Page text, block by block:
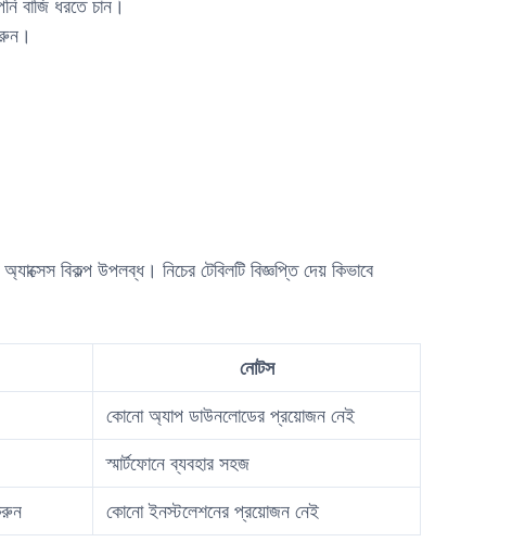
বাজি ধরতে চান।
বিকল্প উপলব্ধ। নিচের টেবিলটি বিজ্ঞপ্তি দেয় কিভাবে
নোটস
কোনো অ্যাপ ডাউনলোডের প্রয়োজন নেই
স্মার্টফোনে ব্যবহার সহজ
কোনো ইনস্টলেশনের প্রয়োজন নেই